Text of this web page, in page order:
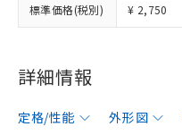
標準価格(税別) ¥ 2,750
詳細情報
定格/性能 外形図